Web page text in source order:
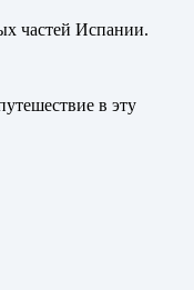
частей Испании.
в эту